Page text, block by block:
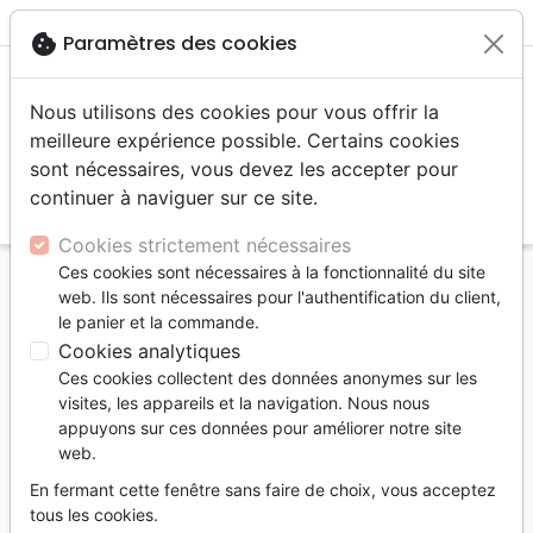
menu
Accueil Auteurs Arnold Daniel
Daniel Arnold
Suisse, Daniel Arnold a
enseigné à l’Institut
biblique et missionnaire
Emmaüs durant plus de
30 ans, avant de prendre
sa retraite en 2014. Il est
cookie Paramètres des cookies
Nous utilisons des cookies pour vous offrir la
meilleure expérience possible. Certains cookies
sont nécessaires, vous devez les accepter pour
continuer à naviguer sur ce site.
Cookies strictement nécessaires
Ces cookies sont nécessaires à la fonctionnalité du site
web. Ils sont nécessaires pour l'authentification du client,
le panier et la commande.
Cookies analytiques
Ces cookies collectent des données anonymes sur les
visites, les appareils et la navigation. Nous nous
appuyons sur ces données pour améliorer notre site
web.
En fermant cette fenêtre sans faire de choix, vous acceptez
tous les cookies.